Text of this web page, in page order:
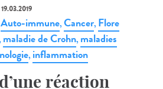
19.03.2019
Auto-immune,Cancer, Flore
maladie de Crohn, maladies
, inflammation
réaction